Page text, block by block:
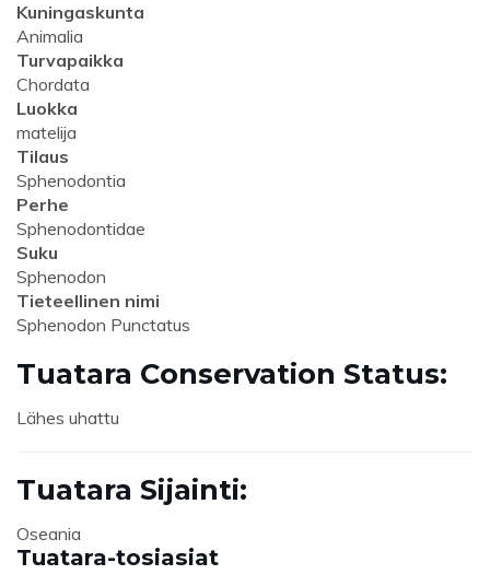
Kuningaskunta
Animalia
Turvapaikka
Chordata
Luokka
matelija
Tilaus
Sphenodontia
Perhe
Sphenodontidae
Suku
Sphenodon
Tieteellinen nimi
Sphenodon Punctatus
Tuatara Conservation Status:
Lähes uhattu
Tuatara Sijainti:
Oseania
Tuatara-tosiasiat